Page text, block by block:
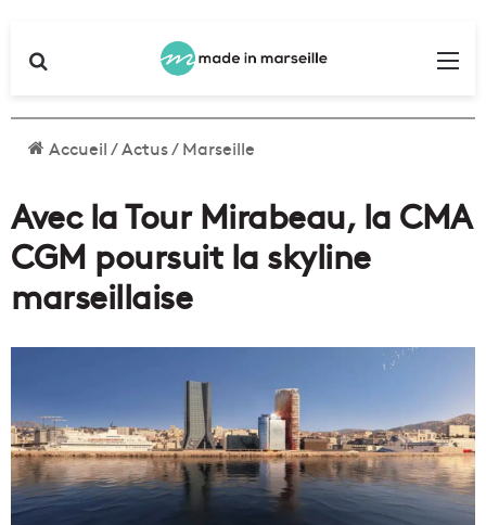
Accueil/Actus/Marseille
Avec la Tour Mirabeau, la CMA
CGM poursuit la skyline
marseillaise